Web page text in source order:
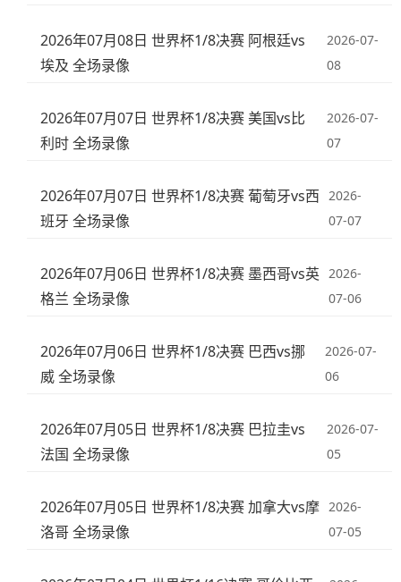
2026年07月08日 世界杯1/8决赛 阿根廷vs
埃及 全场录像
2026-07-
08
2026年07月07日 世界杯1/8决赛 美国vs比
利时 全场录像
2026-07-
07
2026年07月07日 世界杯1/8决赛 葡萄牙vs西
班牙 全场录像
2026-
07-07
2026年07月06日 世界杯1/8决赛 墨西哥vs英
格兰 全场录像
2026-
07-06
2026年07月06日 世界杯1/8决赛 巴西vs挪
威 全场录像
2026-07-
06
2026年07月05日 世界杯1/8决赛 巴拉圭vs
法国 全场录像
2026-07-
05
2026年07月05日 世界杯1/8决赛 加拿大vs摩
洛哥 全场录像
2026-
07-05